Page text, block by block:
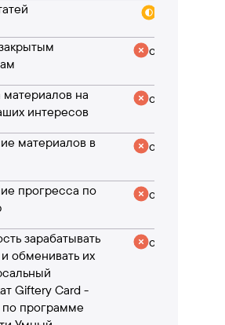
отсутствует
на
интересов
отсутствует
материалов в
отсутствует
прогресса по
отсутствует
зарабатывать
обменивать их
Giftery Card -
по программе
отсутствует